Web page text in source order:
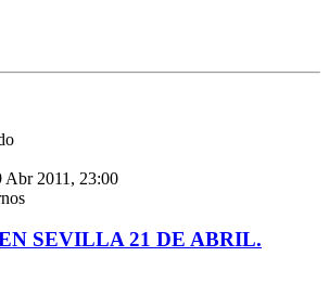
Abr 2011, 23:00
SEVILLA 21 DE ABRIL.